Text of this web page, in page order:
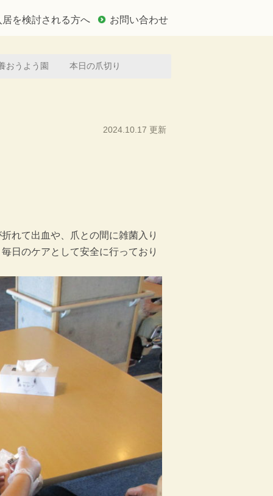
居を検討される方へ お問い合わせ
おうよう園 本日の爪切り
2024.10.17 更新
れて出血や、爪との間に雑菌入り
日のケアとして安全に行っており